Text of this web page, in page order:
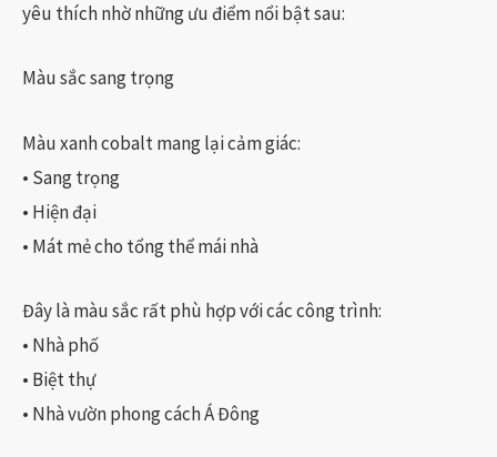
yêu thích nhờ những ưu điểm nổi bật sau:
Màu sắc sang trọng
Màu xanh cobalt mang lại cảm giác:
• Sang trọng
• Hiện đại
• Mát mẻ cho tổng thể mái nhà
Đây là màu sắc rất phù hợp với các công trình:
• Nhà phố
• Biệt thự
• Nhà vườn phong cách Á Đông